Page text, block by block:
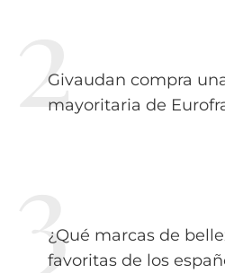
Givaudan compra
mayoritaria de
¿Qué marcas de
favoritas de los